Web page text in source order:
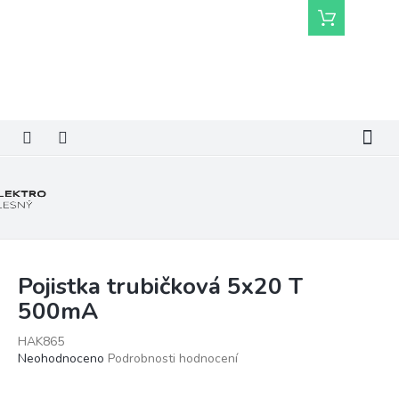
Nákupní
košík
Pojistka trubičková 5x20 T
500mA
HAK865
Průměrné
Neohodnoceno Podrobnosti hodnocení